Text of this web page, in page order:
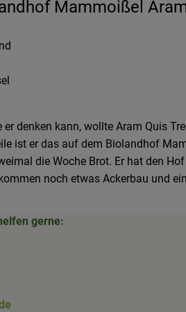
Mammoißel
er denken kann, wollte Aram Quis
ist er das auf dem Biolandhof
die Woche Brot. Er hat den
noch etwas Ackerbau und
gerne: